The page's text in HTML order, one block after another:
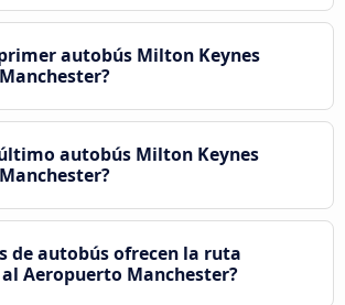
autobús Milton Keynes
autobús Milton Keynes
de autobús ofrecen la ruta
Aeropuerto Manchester?